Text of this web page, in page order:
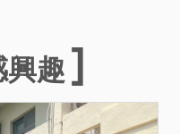
管制不明，仍應
相關規定，請投
明注意。
暫編８５７號之
趣